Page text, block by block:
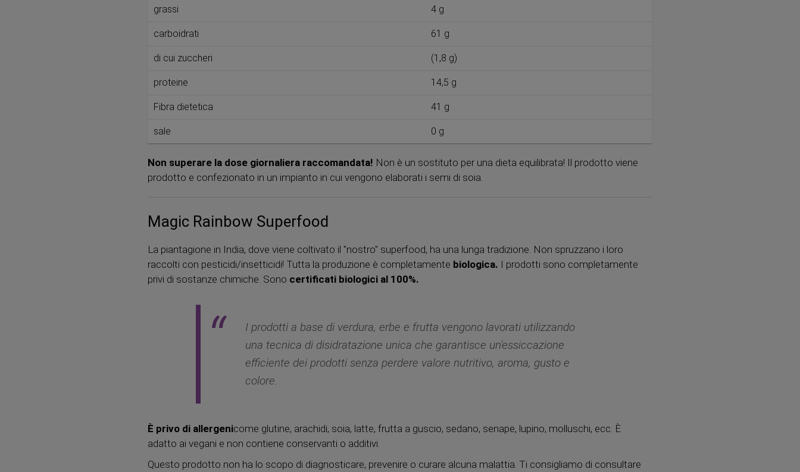
grassi 4 g
carboidrati 61 g
di cui zuccheri (1,8 g)
proteine ​​ 14,5 g
Fibra dietetica 41 g
sale 0 g
Non superare la dose giornaliera raccomandata! Non è un sostituto per una dieta equilibrata! Il prodotto viene
prodotto e confezionato in un impianto in cui vengono elaborati i semi di soia.
Magic Rainbow Superfood
La piantagione in India, dove viene coltivato il "nostro" superfood, ha una lunga tradizione. Non spruzzano i loro
raccolti con pesticidi/insetticidi! Tutta la produzione è completamente biologica. I prodotti sono completamente
privi di sostanze chimiche. Sono certificati biologici al 100%.
I prodotti a base di verdura, erbe e frutta vengono lavorati utilizzando
una tecnica di disidratazione unica che garantisce un'essiccazione
efficiente dei prodotti senza perdere valore nutritivo, aroma, gusto e
colore.
È privo di allergenicome glutine, arachidi, soia, latte, frutta a guscio, sedano, senape, lupino, molluschi, ecc. È
adatto ai vegani e non contiene conservanti o additivi.
Questo prodotto non ha lo scopo di diagnosticare, prevenire o curare alcuna malattia. Ti consigliamo di consultare